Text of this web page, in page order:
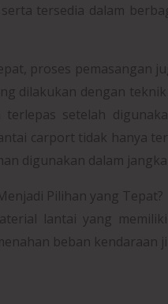
tersedia dalam
proses pemasangan
dilakukan dengan
setelah
carport tidak hanya
digunakan dalam
Pilihan yang Tepat?
lantai yang
beban kendaraan